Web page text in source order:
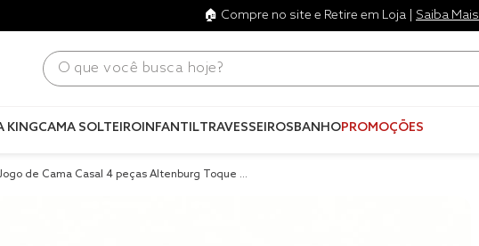
🏠 Compre no site e Retire em Loja | Saiba Mais
O que você busca hoje?
KINGCAMA SOLTEIROINFANTILTRAVESSEIROSBANHOPROMOÇÕES
de Cama Casal 4 peças Altenburg Toque A